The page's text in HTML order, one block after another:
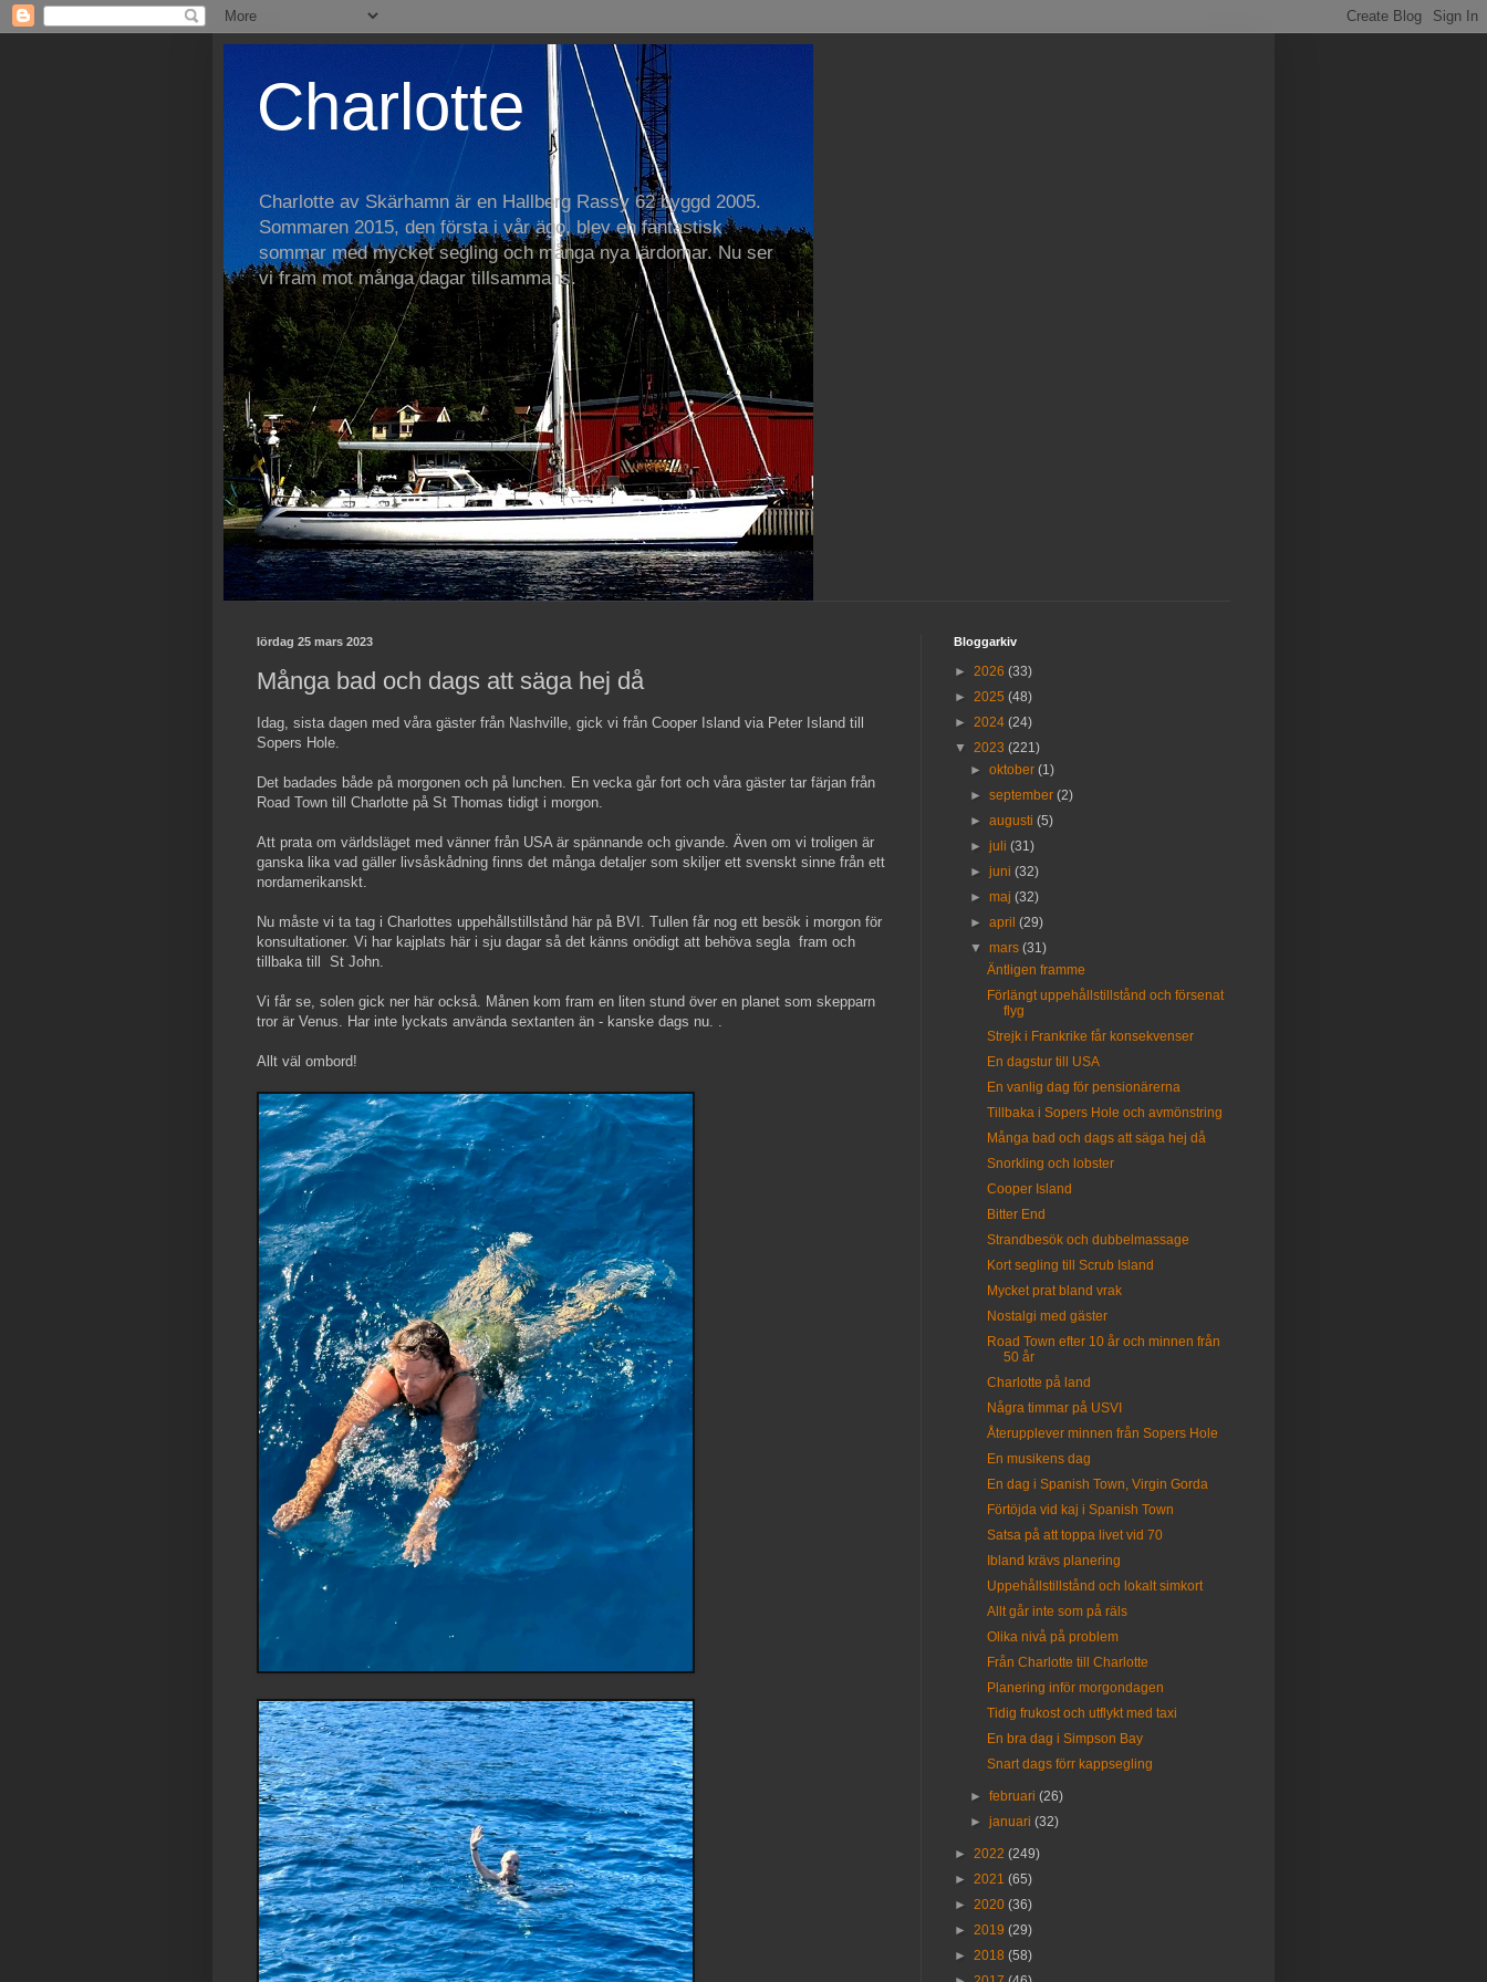
Charlotte
Charlotte av Skärhamn är en Hallberg Rassy 62 byggd 2005.
Sommaren 2015, den första i vår ägo, blev en fantastisk
sommar med mycket segling och många nya lärdomar. Nu ser
vi fram mot många dagar tillsammans.
lördag 25 mars 2023
Många bad och dags att säga hej då
Idag, sista dagen med våra gäster från Nashville, gick vi från Cooper Island via Peter Island till
Sopers Hole.
Det badades både på morgonen och på lunchen. En vecka går fort och våra gäster tar färjan från
Road Town till Charlotte på St Thomas tidigt i morgon.
Att prata om världsläget med vänner från USA är spännande och givande. Även om vi troligen är
ganska lika vad gäller livsåskådning finns det många detaljer som skiljer ett svenskt sinne från ett
nordamerikanskt.
Nu måste vi ta tag i Charlottes uppehållstillstånd här på BVI. Tullen får nog ett besök i morgon för
konsultationer. Vi har kajplats här i sju dagar så det känns onödigt att behöva segla fram och
tillbaka till St John.
Vi får se, solen gick ner här också. Månen kom fram en liten stund över en planet som skepparn
tror är Venus. Har inte lyckats använda sextanten än - kanske dags nu. .
Allt väl ombord!
Bloggarkiv
► 2026 (33)
► 2025 (48)
► 2024 (24)
▼ 2023 (221)
►oktober(1)
►september(2)
►augusti(5)
►juli(31)
►juni(32)
►maj(32)
►april(29)
▼mars(31)
Äntligen framme
Förlängt uppehållstillstånd och försenat
flyg
Strejk i Frankrike får konsekvenser
En dagstur till USA
En vanlig dag för pensionärerna
Tillbaka i Sopers Hole och avmönstring
Många bad och dags att säga hej då
Snorkling och lobster
Cooper Island
Bitter End
Strandbesök och dubbelmassage
Kort segling till Scrub Island
Mycket prat bland vrak
Nostalgi med gäster
Road Town efter 10 år och minnen från
50 år
Charlotte på land
Några timmar på USVI
Återupplever minnen från Sopers Hole
En musikens dag
En dag i Spanish Town, Virgin Gorda
Förtöjda vid kaj i Spanish Town
Satsa på att toppa livet vid 70
Ibland krävs planering
Uppehållstillstånd och lokalt simkort
Allt går inte som på räls
Olika nivå på problem
Från Charlotte till Charlotte
Planering inför morgondagen
Tidig frukost och utflykt med taxi
En bra dag i Simpson Bay
Snart dags förr kappsegling
►februari(26)
►januari(32)
► 2022 (249)
► 2021 (65)
► 2020 (36)
► 2019 (29)
► 2018 (58)